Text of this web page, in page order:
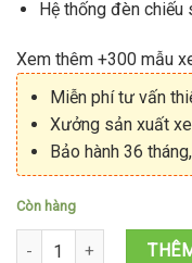
Hệ thống đèn chiếu
Xem thêm +300 mẫu
Miễn phí tư vấn
Xưởng sản xuất
Bảo hành 36
Còn hàng
Kiot trà sữa dễ thương